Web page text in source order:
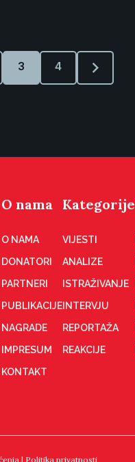
3 4
O nama
O NAMA
DONATORI
PARTNERI
PUBLIKACIJE
NAGRADE
IMPRESUM
KONTAKT
Kategorije
VIJESTI
ANALIZE
ISTRAŽIVANJE
INTERVJU
REPORTAŽA
REAKCIJE
| Politika privatnosti